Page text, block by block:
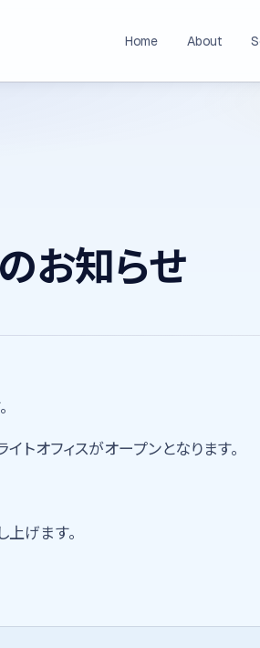
Home About
お知らせ
トオフィスがオープンとなります。
げます。